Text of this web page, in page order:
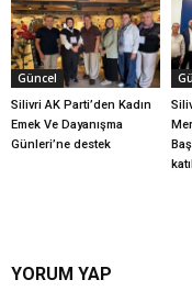
Güncel
Silivri AK Parti’den Kadın
Emek Ve Dayanışma
Günleri’ne destek
YORUM YAP